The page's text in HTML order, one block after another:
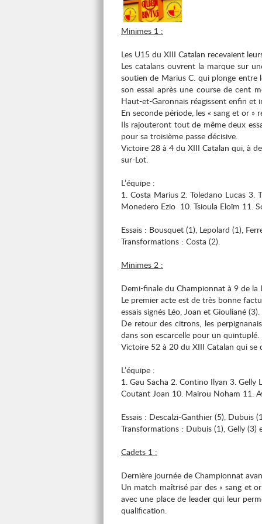
Minimes 1 :
Les U15 du XIII Catalan recevaient
Les catalans ouvrent la marque sur
soutien de Marius C. qui plonge entre
son essai après une course de cent
Haut-et-Garonnais réagissent enfin et
En seconde période, les « sang et or
Ils rajouteront tout de même deux
pour sa troisième passe décisive.
Victoire 28 à 4 du XIII Catalan qui, à
sur-Lot.
L’équipe :
1. Costa Marius 2. Toledano Lucas 3.
Monedero Ezio 10. Tsioula Eloïm 11.
Essais : Bousquet (1), Lepolard (1),
Transformations : Costa (2).
Minimes 2 :
Demi-finale du Championnat à 9 de la
Le premier acte est de très bonne
essais signés Léo, Joan et Giouliané (3).
De retour des citrons, les
dans son escarcelle pour un quintuplé.
Victoire 52 à 20 du XIII Catalan qui se
L’équipe :
1. Gau Sacha 2. Contino Ilyan 3.
Coutant Joan 10. Mairou Noham 11.
Essais : Descalzi-Ganthier (5), Dubuis
Transformations : Dubuis (1), Gelly (3)
Cadets 1 :
Dernière journée de Championnat
Un match maîtrisé par des « sang et
avec une place de leader qui leur
qualification.